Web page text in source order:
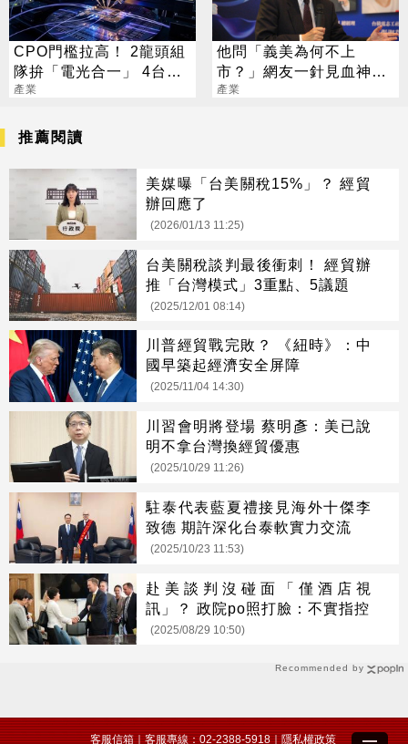
CPO門檻拉高！ 2龍頭組
隊拚「電光合一」 4台廠
暗中卡位
產業
他問「義美為何不上
市？」網友一針見血神解
析
產業
Recommended by
推薦閱讀
美媒曝「台美關稅15%」？ 經貿
辦回應了
(2026/01/13 11:25)
台美關稅談判最後衝刺！ 經貿辦
推「台灣模式」3重點、5議題
(2025/12/01 08:14)
川普經貿戰完敗？ 《紐時》：中
國早築起經濟安全屏障
(2025/11/04 14:30)
川習會明將登場 蔡明彥：美已說
明不拿台灣換經貿優惠
(2025/10/29 11:26)
駐泰代表藍夏禮接見海外十傑李
致德 期許深化台泰軟實力交流
(2025/10/23 11:53)
赴美談判沒碰面「僅酒店視
訊」？ 政院po照打臉：不實指控
(2025/08/29 10:50)
客服信箱｜客服專線：02-2388-5918｜隱私權政策